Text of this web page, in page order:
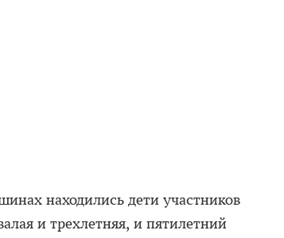
находились дети участников
и трехлетняя, и пятилетний